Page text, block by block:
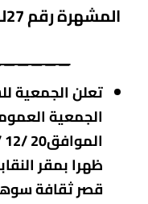
المشهرة رقم27لسنة 1998 محافظة سوهاج
تعلن الجمعية
الجمعية
قصر ثقافة